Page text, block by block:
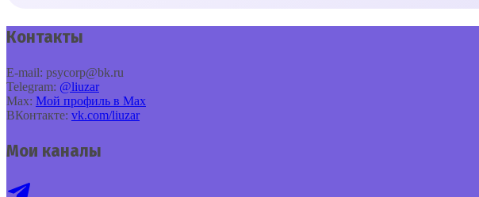
Контакты
E‑mail: psycorp@bk.ru
Telegram: @liuzar
Max: Мой профиль в Max
ВКонтакте: vk.com/liuzar
Мои каналы